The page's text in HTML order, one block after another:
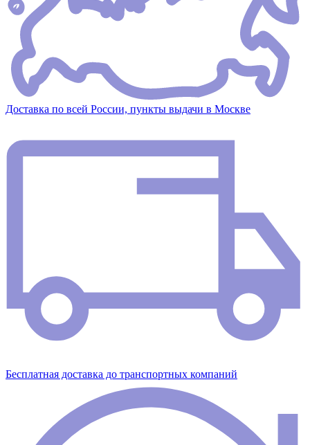
Доставка по всей России, пункты выдачи в Москве
Бесплатная доставка до транспортных компаний